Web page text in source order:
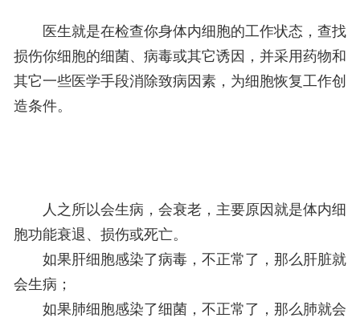
医生就是在检查你身体内细胞的工作状态，查找
损伤你细胞的细菌、病毒或其它诱因，并采用药物和
其它一些医学手段消除致病因素，为细胞恢复工作创
造条件。
人之所以会生病，会衰老，主要原因就是体内细
胞功能衰退、损伤或死亡。
如果肝细胞感染了病毒，不正常了，那么肝脏就
会生病；
如果肺细胞感染了细菌，不正常了，那么肺就会